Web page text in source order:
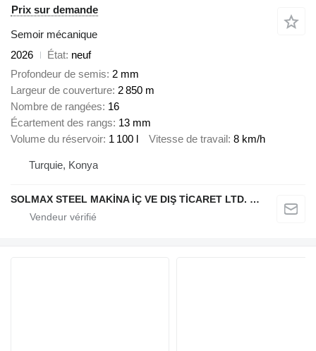
Prix sur demande
Semoir mécanique
2026
État neuf
Profondeur de semis 2 mm
Largeur de couverture 2 850 m
Nombre de rangées 16
Écartement des rangs 13 mm
Volume du réservoir 1 100 l Vitesse de travail 8 km/h
Turquie, Konya
SOLMAX STEEL MAKİNA İÇ VE DIŞ TİCARET LTD. ŞTİ.